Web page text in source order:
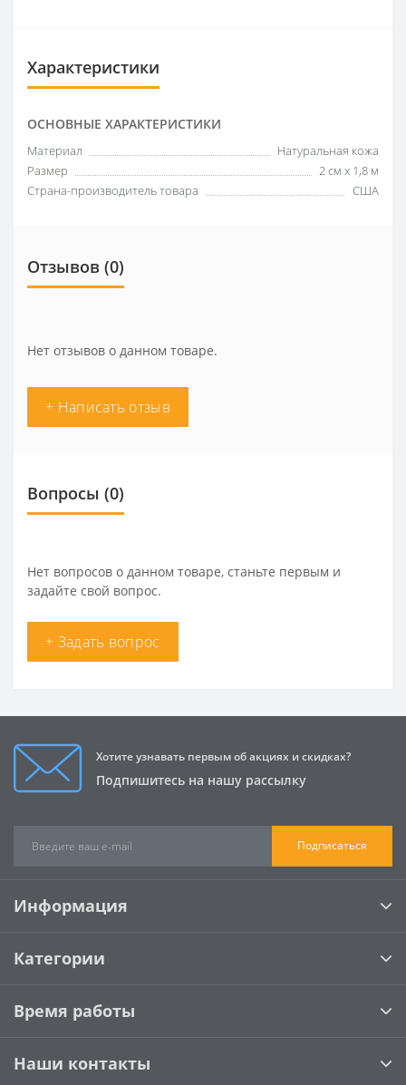
Характеристики
ОСНОВНЫЕ ХАРАКТЕРИСТИКИ
Материал
Натуральная кожа
Размер
2 см х 1,8 м
Страна-производитель товара
США
Отзывов (0)
Нет отзывов о данном товаре.
+ Написать отзыв
Вопросы (0)
Нет вопросов о данном товаре, станьте первым и
задайте свой вопрос.
+ Задать вопрос
Хотите узнавать первым об акциях и скидках?
Подпишитесь на нашу рассылку
Подписаться
Информация
Категории
Время работы
Наши контакты